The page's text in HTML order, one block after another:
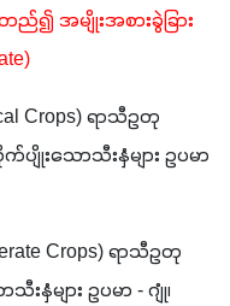
၍ အမျိုးအစားခွဲခြား
Crops) ရာသီဥတု
းသောသီးနှံများ ဥပမာ
Crops) ရာသီဥတု
နှံများ ဥပမာ - ဂျုံ၊